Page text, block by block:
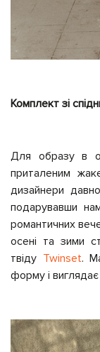
Комплект зі
Для образу в
приталеним
дизайнери
подарувавши
романтичних
осені та зими
твіду Twinset.
форму і